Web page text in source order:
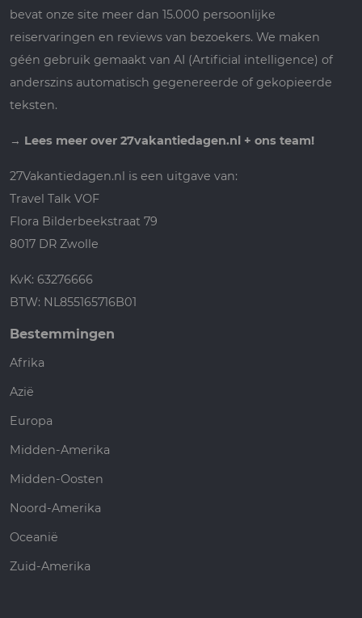
bevat onze site meer dan 15.000 persoonlijke
reiservaringen en reviews van bezoekers. We maken
géén gebruik gemaakt van AI (Artificial intelligence) of
anderszins automatisch gegenereerde of gekopieerde
teksten.
→ Lees meer over 27vakantiedagen.nl + ons team!
27Vakantiedagen.nl is een uitgave van:
Travel Talk VOF
Flora Bilderbeekstraat 79
8017 DR Zwolle
KvK: 63276666
BTW: NL855165716B01
Bestemmingen
Afrika
Azië
Europa
Midden-Amerika
Midden-Oosten
Noord-Amerika
Oceanië
Zuid-Amerika